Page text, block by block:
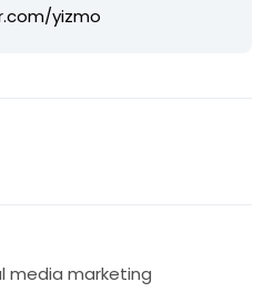
yizmo
media marketing